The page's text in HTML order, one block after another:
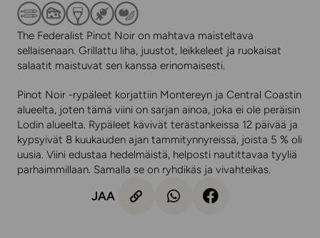
The Federalist Pinot Noir on mahtava maisteltava
sellaisenaan. Grillattu liha, juustot, leikkeleet ja ruokaisat
salaatit maistuvat sen kanssa erinomaisesti.
Pinot Noir -rypäleet korjattiin Montereyn ja Central Coastin
alueelta, joten tämä viini on sarjan ainoa, joka ei ole peräisin
Lodin alueelta. Rypäleet kävivät terästankeissa 12 päivää ja
kypsyivät 8 kuukauden ajan tammitynnyreissä, joista 5 % oli
uusia. Viini edustaa hedelmäistä, helposti nautittavaa tyyliä
parhaimmillaan. Samalla se on ryhdikäs ja vivahteikas.
JAA